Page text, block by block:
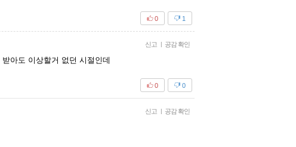
1
0
신고 | 공감 확인
아도 이상할거 없던 시절인데
0
0
신고 | 공감 확인